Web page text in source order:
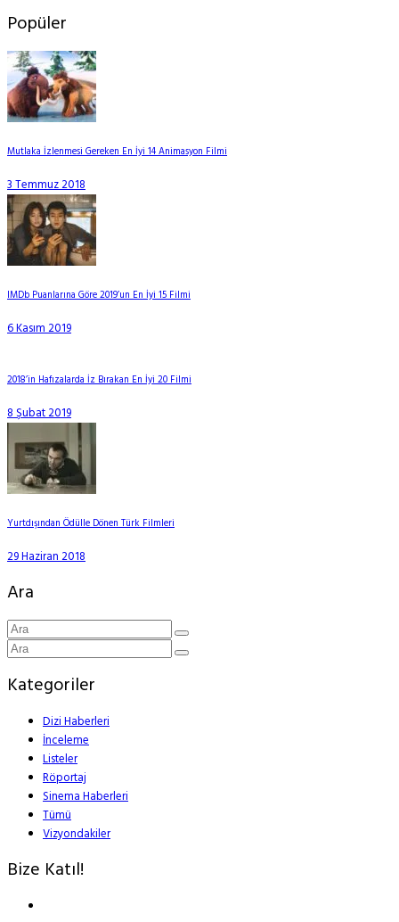
Popüler
Mutlaka İzlenmesi Gereken En İyi 14 Animasyon Filmi
3 Temmuz 2018
IMDb Puanlarına Göre 2019’un En İyi 15 Filmi
6 Kasım 2019
2018’in Hafızalarda İz Bırakan En İyi 20 Filmi
8 Şubat 2019
Yurtdışından Ödülle Dönen Türk Filmleri
29 Haziran 2018
Ara
Kategoriler
Dizi Haberleri
İnceleme
Listeler
Röportaj
Sinema Haberleri
Tümü
Vizyondakiler
Bize Katıl!